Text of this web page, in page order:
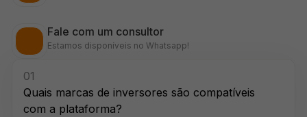
Fale com um consultor
Estamos disponíveis no Whatsapp!
01
Quais marcas de inversores são compatíveis
com a plataforma?